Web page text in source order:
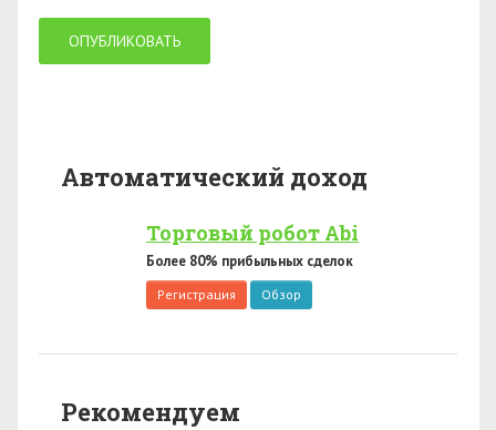
Автоматический доход
Торговый робот Abi
Более 80% прибыльных сделок
Регистрация Обзор
Рекомендуем